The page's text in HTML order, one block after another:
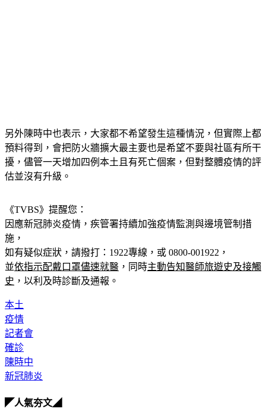
另外陳時中也表示，大家都不希望發生這種情況，但實際上都
預料得到，會把防火牆擴大最主要也是希望不要與社區有所干
擾，儘管一天增加四例本土且有死亡個案，但對整體疫情的評
《TVBS》提醒您：
因應新冠肺炎疫情，疾管署持續加強疫情監測與邊境管制措
施，
如有疑似症狀，請撥打：1922專線，或 0800-001922，
並 依指示配戴口罩儘速就醫
本土
疫情
記者會
確診
陳時中